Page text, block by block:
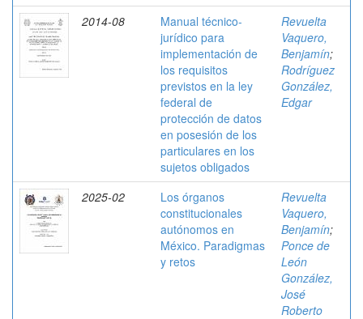
2014-08
Manual técnico-
jurídico para
implementación de
los requisitos
previstos en la ley
federal de
protección de datos
en posesión de los
particulares en los
sujetos obligados
Revuelta
Vaquero,
Benjamín;
Rodríguez
González,
Edgar
2025-02
Los órganos
constitucionales
autónomos en
México. Paradigmas
y retos
Revuelta
Vaquero,
Benjamín;
Ponce de
León
González,
José
Roberto